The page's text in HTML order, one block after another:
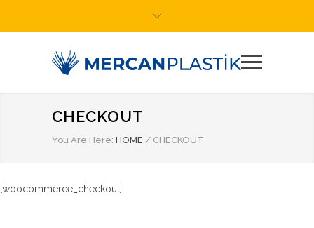
CHECKOUT
You Are Here: HOME / CHECKOUT
[woocommerce_checkout]